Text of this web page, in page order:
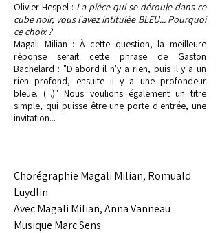
Olivier Hespel : La pièce qui se déroule dans ce
cube noir, vous l'avez intitulée BLEU... Pourquoi
ce choix ?
Magali Milian : À cette question, la meilleure
réponse serait cette phrase de Gaston
Bachelard : "D'abord il n'y a rien, puis il y a un
rien profond, ensuite il y a une profondeur
bleue. (...)" Nous voulions également un titre
simple, qui puisse être une porte d'entrée, une
invitation...
Chorégraphie Magali Milian, Romuald
Luydlin
Avec Magali Milian, Anna Vanneau
Musique Marc Sens